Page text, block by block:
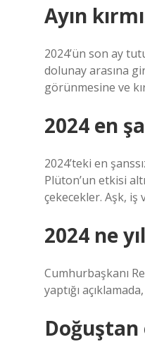
Ayın
2024’ün son ay
dolunay arasına
görünmesine ve
2024 en
2024’teki en
Plüton’un etkisi
çekecekler. Aşk, iş
2024 ne
Cumhurbaşkanı
yaptığı
Doğuştan